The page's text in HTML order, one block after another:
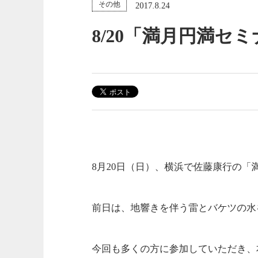
その他 2017.8.24
8/20「満月円満セ
8月20日（日）、横浜で佐藤康行の「
前日は、地響きを伴う雷とバケツの
今回も多くの方に参加していただき